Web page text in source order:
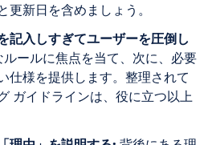
更新日を含めましょう。
記入しすぎてユーザーを圧倒し
ールに焦点を当て、次に、必要
仕様を提供します。整理されて
ガイドラインは、役に立つ以上